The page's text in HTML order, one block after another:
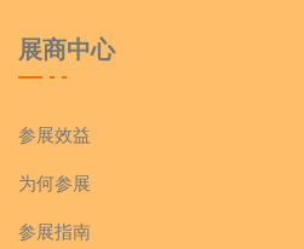
展商中心
参展效益
为何参展
参展指南